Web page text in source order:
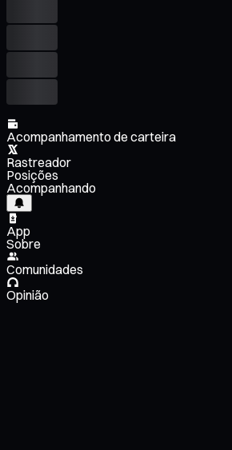
Acompanhamento de carteira
Rastreador
Posições
Acompanhando
App
Sobre
Comunidades
Opinião